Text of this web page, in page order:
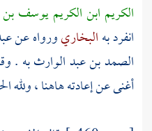
الكريم ابن الكريم يوسف
انفرد بهالبخاريورواه عن
الصمد بن عبد الوارثبه .
أغنى عن إعادته هاهنا ، ولله